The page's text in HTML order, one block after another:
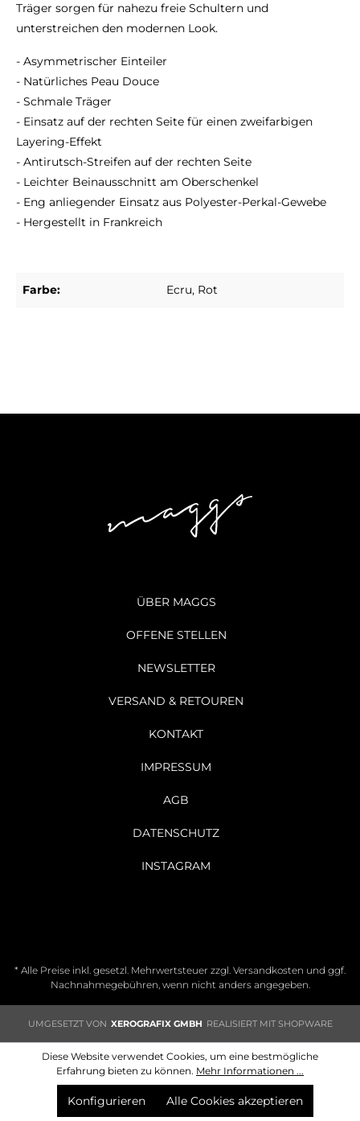
Träger sorgen für nahezu freie Schultern und
unterstreichen den modernen Look.
- Asymmetrischer Einteiler
- Natürliches Peau Douce
- Schmale Träger
- Einsatz auf der rechten Seite für einen zweifarbigen
Layering-Effekt
- Antirutsch-Streifen auf der rechten Seite
- Leichter Beinausschnitt am Oberschenkel
- Eng anliegender Einsatz aus Polyester-Perkal-Gewebe
- Hergestellt in Frankreich
Farbe: Ecru, Rot
ÜBER MAGGS
OFFENE STELLEN
NEWSLETTER
VERSAND & RETOUREN
KONTAKT
IMPRESSUM
AGB
DATENSCHUTZ
INSTAGRAM
* Alle Preise inkl. gesetzl. Mehrwertsteuer zzgl. Versandkosten und ggf.
Nachnahmegebühren, wenn nicht anders angegeben.
UMGESETZT VON XEROGRAFIX GMBH REALISIERT MIT SHOPWARE
Diese Website verwendet Cookies, um eine bestmögliche
Erfahrung bieten zu können. Mehr Informationen ...
Konfigurieren Alle Cookies akzeptieren